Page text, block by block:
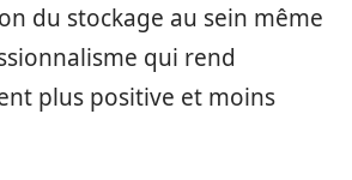
du stockage au sein même
qui rend
plus positive et moins